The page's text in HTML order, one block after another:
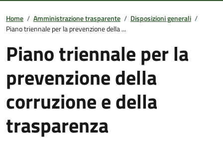
Home / Amministrazione trasparente / Disposizioni generali /
Piano triennale per la prevenzione della ...
Piano triennale per la
prevenzione della
corruzione e della
trasparenza